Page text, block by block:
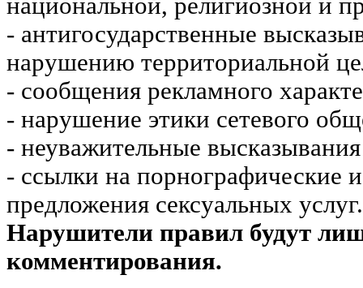
национальной, религиозной и
- антигосударственные
нарушению территориальной
- сообщения рекламного
- нарушение этики сетевого
- неуважительные
- ссылки на порнографические
предложения сексуальных услуг.
Нарушители правил будут
комментирования.